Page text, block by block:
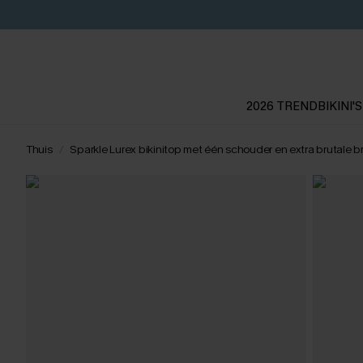
2026 TRENDBIKINI'S
Thuis Sparkle Lurex bikinitop met één schouder en extra brutale